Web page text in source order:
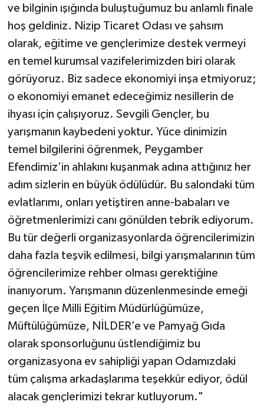
ve bilginin ışığında buluştuğumuz bu anlamlı finale
hoş geldiniz. Nizip Ticaret Odası ve şahsım
olarak, eğitime ve gençlerimize destek vermeyi
en temel kurumsal vazifelerimizden biri olarak
görüyoruz. Biz sadece ekonomiyi inşa etmiyoruz;
o ekonomiyi emanet edeceğimiz nesillerin de
ihyası için çalışıyoruz. Sevgili Gençler, bu
yarışmanın kaybedeni yoktur. Yüce dinimizin
temel bilgilerini öğrenmek, Peygamber
Efendimiz’in ahlakını kuşanmak adına attığınız her
adım sizlerin en büyük ödülüdür. Bu salondaki tüm
evlatlarımı, onları yetiştiren anne-babaları ve
öğretmenlerimizi canı gönülden tebrik ediyorum.
Bu tür değerli organizasyonlarda öğrencilerimizin
daha fazla teşvik edilmesi, bilgi yarışmalarının tüm
öğrencilerimize rehber olması gerektiğine
inanıyorum. Yarışmanın düzenlenmesinde emeği
geçen İlçe Milli Eğitim Müdürlüğümüze,
Müftülüğümüze, NİLDER’e ve Pamyağ Gıda
olarak sponsorluğunu üstlendiğimiz bu
organizasyona ev sahipliği yapan Odamızdaki
tüm çalışma arkadaşlarıma teşekkür ediyor, ödül
alacak gençlerimizi tekrar kutluyorum."